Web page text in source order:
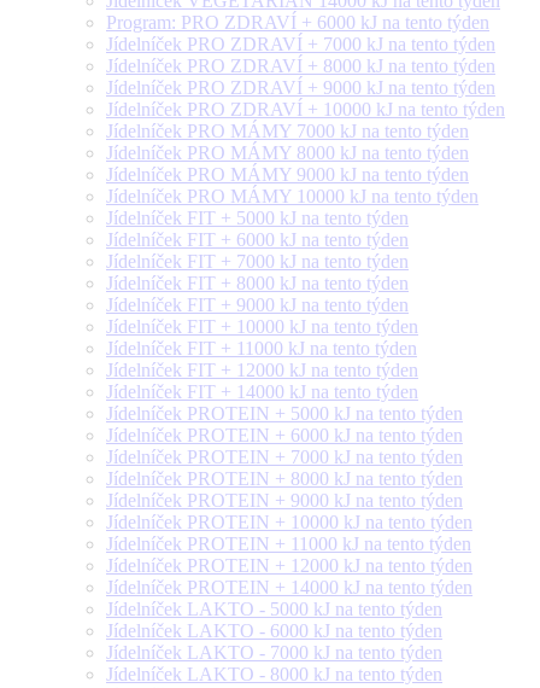
Program: PRO ZDRAVÍ + 6000 kJ na tento týden
Jídelníček PRO ZDRAVÍ + 7000 kJ na tento týden
Jídelníček PRO ZDRAVÍ + 8000 kJ na tento týden
Jídelníček PRO ZDRAVÍ + 9000 kJ na tento týden
Jídelníček PRO ZDRAVÍ + 10000 kJ na tento týden
Jídelníček PRO MÁMY 7000 kJ na tento týden
Jídelníček PRO MÁMY 8000 kJ na tento týden
Jídelníček PRO MÁMY 9000 kJ na tento týden
Jídelníček PRO MÁMY 10000 kJ na tento týden
Jídelníček FIT + 5000 kJ na tento týden
Jídelníček FIT + 6000 kJ na tento týden
Jídelníček FIT + 7000 kJ na tento týden
Jídelníček FIT + 8000 kJ na tento týden
Jídelníček FIT + 9000 kJ na tento týden
Jídelníček FIT + 10000 kJ na tento týden
Jídelníček FIT + 11000 kJ na tento týden
Jídelníček FIT + 12000 kJ na tento týden
Jídelníček FIT + 14000 kJ na tento týden
Jídelníček PROTEIN + 5000 kJ na tento týden
Jídelníček PROTEIN + 6000 kJ na tento týden
Jídelníček PROTEIN + 7000 kJ na tento týden
Jídelníček PROTEIN + 8000 kJ na tento týden
Jídelníček PROTEIN + 9000 kJ na tento týden
Jídelníček PROTEIN + 10000 kJ na tento týden
Jídelníček PROTEIN + 11000 kJ na tento týden
Jídelníček PROTEIN + 12000 kJ na tento týden
Jídelníček PROTEIN + 14000 kJ na tento týden
Jídelníček LAKTO - 5000 kJ na tento týden
Jídelníček LAKTO - 6000 kJ na tento týden
Jídelníček LAKTO - 7000 kJ na tento týden
Jídelníček LAKTO - 8000 kJ na tento týden